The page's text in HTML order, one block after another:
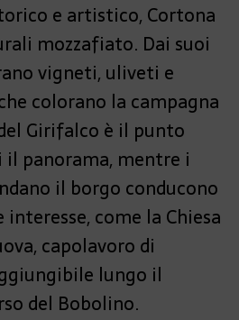
e artistico, Cortona
mozzafiato. Dai suoi
vigneti, uliveti e
colorano la campagna
Girifalco è il punto
il panorama, mentre i
il borgo conducono
come la Chiesa
capolavoro di
lungo il
del Bobolino.